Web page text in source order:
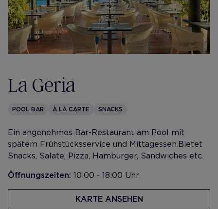
La Geria
POOL BAR À LA CARTE SNACKS
Ein angenehmes Bar-Restaurant am Pool mit
spätem Frühstücksservice und Mittagessen. Bietet
Snacks, Salate, Pizza, Hamburger, Sandwiches etc.
Öffnungszeiten: 10:00 - 18:00 Uhr
KARTE ANSEHEN